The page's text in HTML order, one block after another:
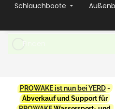
Schlauchboote
PROWAKE ist nun bei YERD-
Abverkauf und Support für